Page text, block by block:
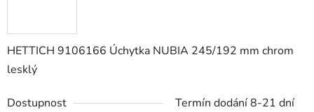
HETTICH 9106166 Úchytka NUBIA 245/192 mm chrom
lesklý
Dostupnost Termín dodání 8-21 dní